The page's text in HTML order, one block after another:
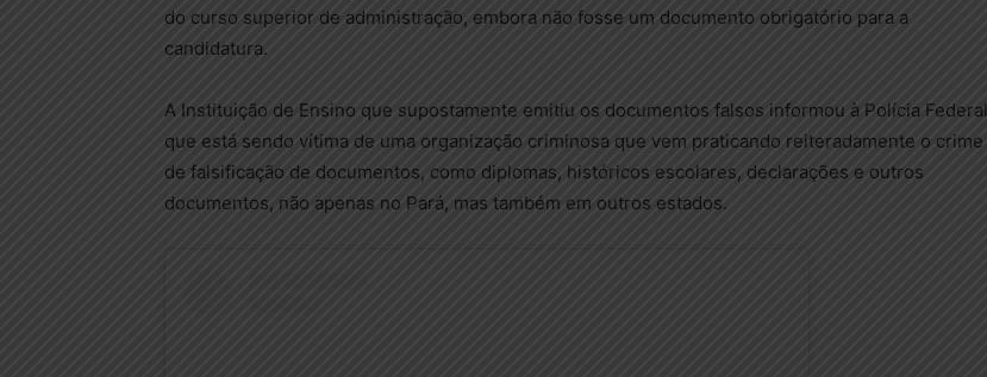
do curso superior de administração, embora não fosse um documento obrigatório para a
candidatura.
A Instituição de Ensino que supostamente emitiu os documentos falsos informou à Polícia Federal
que está sendo vítima de uma organização criminosa que vem praticando reiteradamente o crime
de falsificação de documentos, como diplomas, históricos escolares, declarações e outros
documentos, não apenas no Pará, mas também em outros estados.